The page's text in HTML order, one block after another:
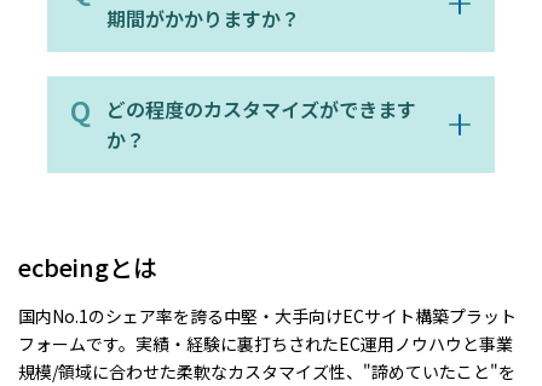
期間がかかりますか？
どの程度のカスタマイズができます
か？
ecbeingとは
国内No.1のシェア率を誇る中堅・大手向けECサイト構築プラット
フォームです。実績・経験に裏打ちされたEC運用ノウハウと事業
規模/領域に合わせた柔軟なカスタマイズ性、"諦めていたこと"を